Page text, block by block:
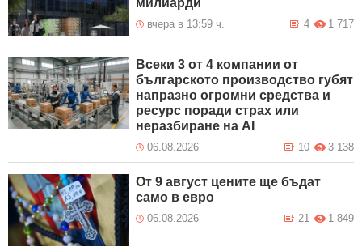
милиарди
вчера в 13:59 ч. 1 717
4
Всеки 3 от 4 компании от
българското производство губят
напразно огромни средства и
ресурс поради страх или
неразбиране на AI
06.08.2026 3 138
10
От 9 август цените ще бъдат
само в евро
06.08.2026 1 849
21